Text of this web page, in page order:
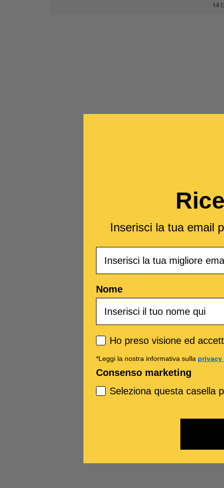
14
Inserisci la tua email
Nome
Privacy policy
Ho preso visione ed
*Leggi la nostra informativa sulla
Consenso marketing
Seleziona questa casella